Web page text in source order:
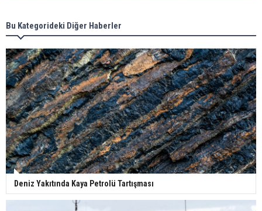
Bu Kategorideki Diğer Haberler
Deniz Yakıtında Kaya Petrolü Tartışması